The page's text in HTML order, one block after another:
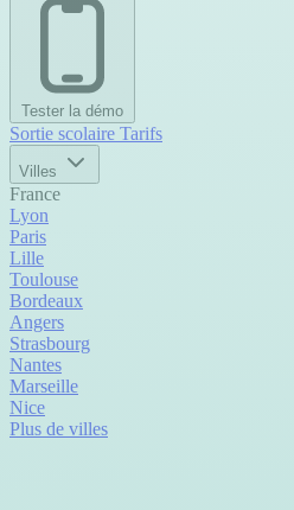
Tester la démo
Sortie scolaire Tarifs
Villes
France
Lyon
Paris
Lille
Toulouse
Bordeaux
Angers
Strasbourg
Nantes
Marseille
Nice
Plus de villes